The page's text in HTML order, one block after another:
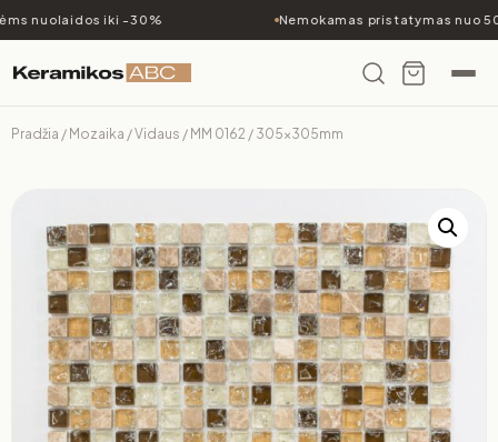
nuolaidos iki -30% Nemokamas pristatymas nuo
Pradžia / Mozaika /Vidaus / MM 0162 / 305x305mm